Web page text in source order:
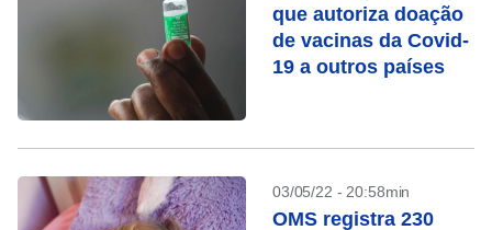
que autoriza doação
de vacinas da Covid-
19 a outros países
03/05/22 - 20:58min
OMS registra 230